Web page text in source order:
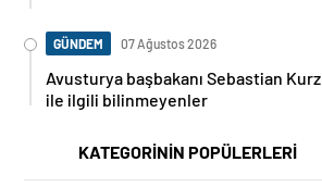
GÜNDEM 07 Ağustos 2026
Avusturya başbakanı Sebastian Kurz
ile ilgili bilinmeyenler
KATEGORİNİN POPÜLERLERİ